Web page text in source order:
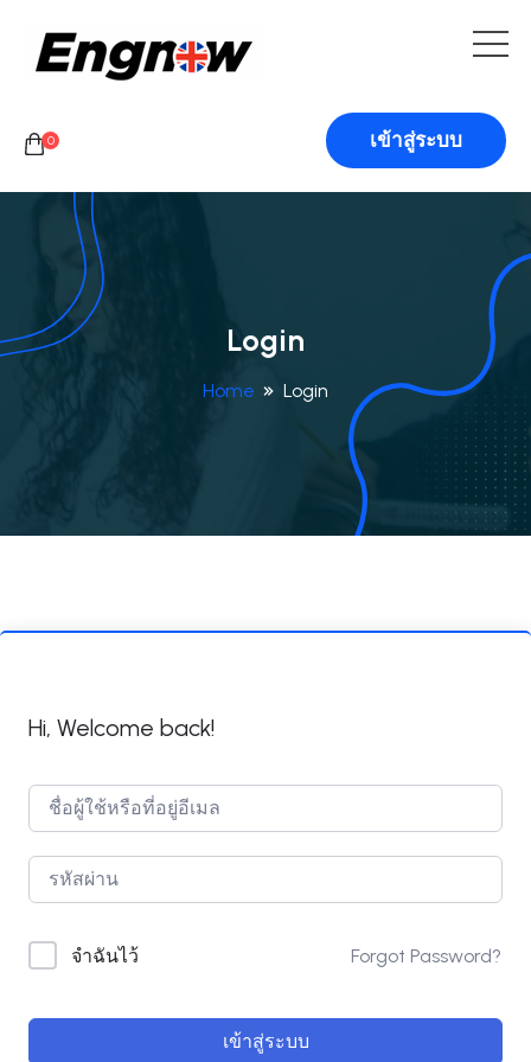
0 เข้าสู่ระบบ
Login
Home Login
Hi, Welcome back!
จำฉันไว้ Forgot Password?
เข้าสู่ระบบ